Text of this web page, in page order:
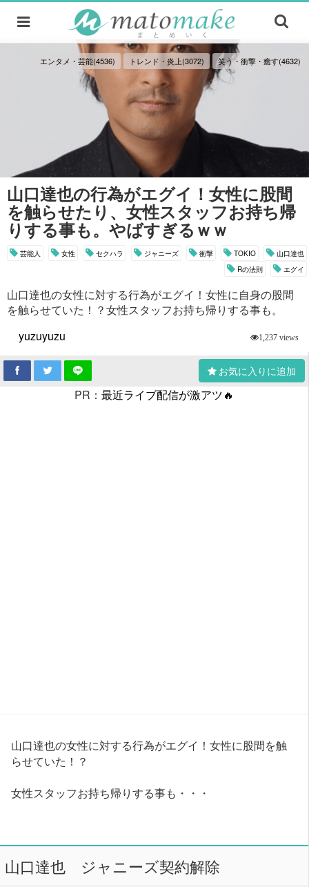
エンタメ・芸能(4536) トレンド・炎上(3072) 笑う・衝撃・癒す(4632)
山口達也の行為がエグイ！女性に股間
を触らせたり、女性スタッフお持ち帰
りする事も。やばすぎるｗｗ
芸能人 女性 セクハラ ジャニーズ 衝撃 TOKIO
山口達也
Rの法則
エグイ
山口達也の女性に対する行為がエグイ！女性に自身の股間
を触らせていた！？女性スタッフお持ち帰りする事も。
yuzuyuzu
1,237 views
お気に入りに追加
PR： 最近ライブ配信が激アツ🔥
山口達也の女性に対する行為がエグイ！女性に股間を触
らせていた！？
女性スタッフお持ち帰りする事も・・・
山口達也 ジャニーズ契約解除